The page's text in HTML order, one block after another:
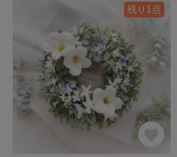
残り1点